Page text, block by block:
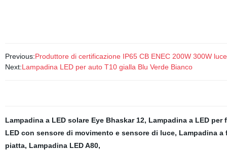
Previous:Produttore di certificazione IP65 CB ENEC 200W 300W
Next:Lampadina LED per auto T10 gialla Blu Verde Bianco
Lampadina a LED solare Eye Bhaskar 12, Lampadina a LED per
LED con sensore di movimento e sensore di luce, Lampadina a
piatta, Lampadina LED A80,